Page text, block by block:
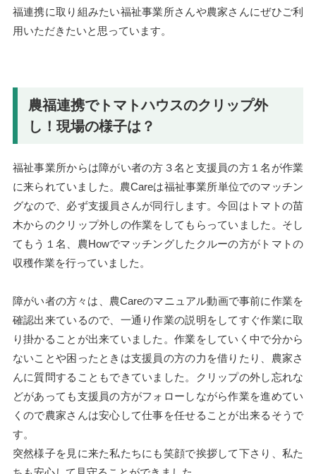
福連携に取り組みたい福祉事業所さんや農家さんにぜひご利
用いただきたいと思っています。
農福連携でトマトハウスのクリップ外
し！現場の様子は？
福祉事業所からは障がい者の方３名と支援員の方１名が作業
に来られていました。農Careは福祉事業所単位でのマッチン
グなので、必ず支援員さんが同行します。今回はトマトの苗
木からのクリップ外しの作業をしてもらっていました。そし
てもう１名、農Howでマッチングしたクルーの方がトマトの
収穫作業を行っていました。
障がい者の方々は、農Careのマニュアル動画で事前に作業を
確認出来ているので、一通り作業の説明をしてすぐ作業に取
り掛かることが出来ていました。作業をしていく中で分から
ないことや困ったときは支援員の方の力を借りたり、農家さ
んに質問することもできていました。クリップの外し忘れな
どがあっても支援員の方がフォローしながら作業を進めてい
くので農家さんは安心して仕事を任せることが出来るそうで
す。
突然様子を見に来た私たちにも笑顔で挨拶して下さり、私た